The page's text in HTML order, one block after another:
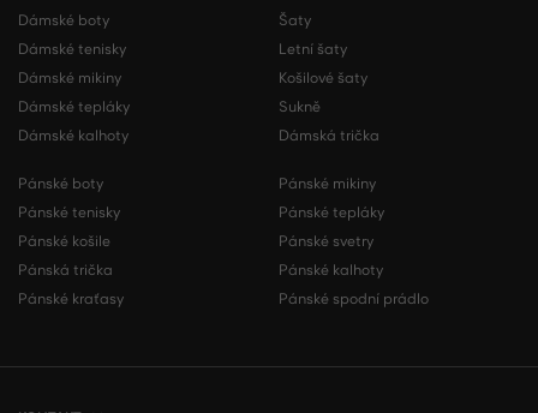
Dámské boty
Dámské tenisky
Dámské mikiny
Dámské tepláky
Dámské kalhoty
Šaty
Letní šaty
Košilové šaty
Sukně
Dámská trička
Pánské boty
Pánské tenisky
Pánské košile
Pánská trička
Pánské kraťasy
Pánské mikiny
Pánské tepláky
Pánské svetry
Pánské kalhoty
Pánské spodní prádlo